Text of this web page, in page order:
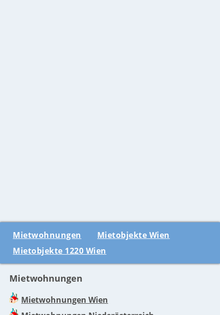
Mietwohnungen
Mietobjekte Wien
Mietobjekte 1220 Wien
Mietwohnungen
Mietwohnungen Wien